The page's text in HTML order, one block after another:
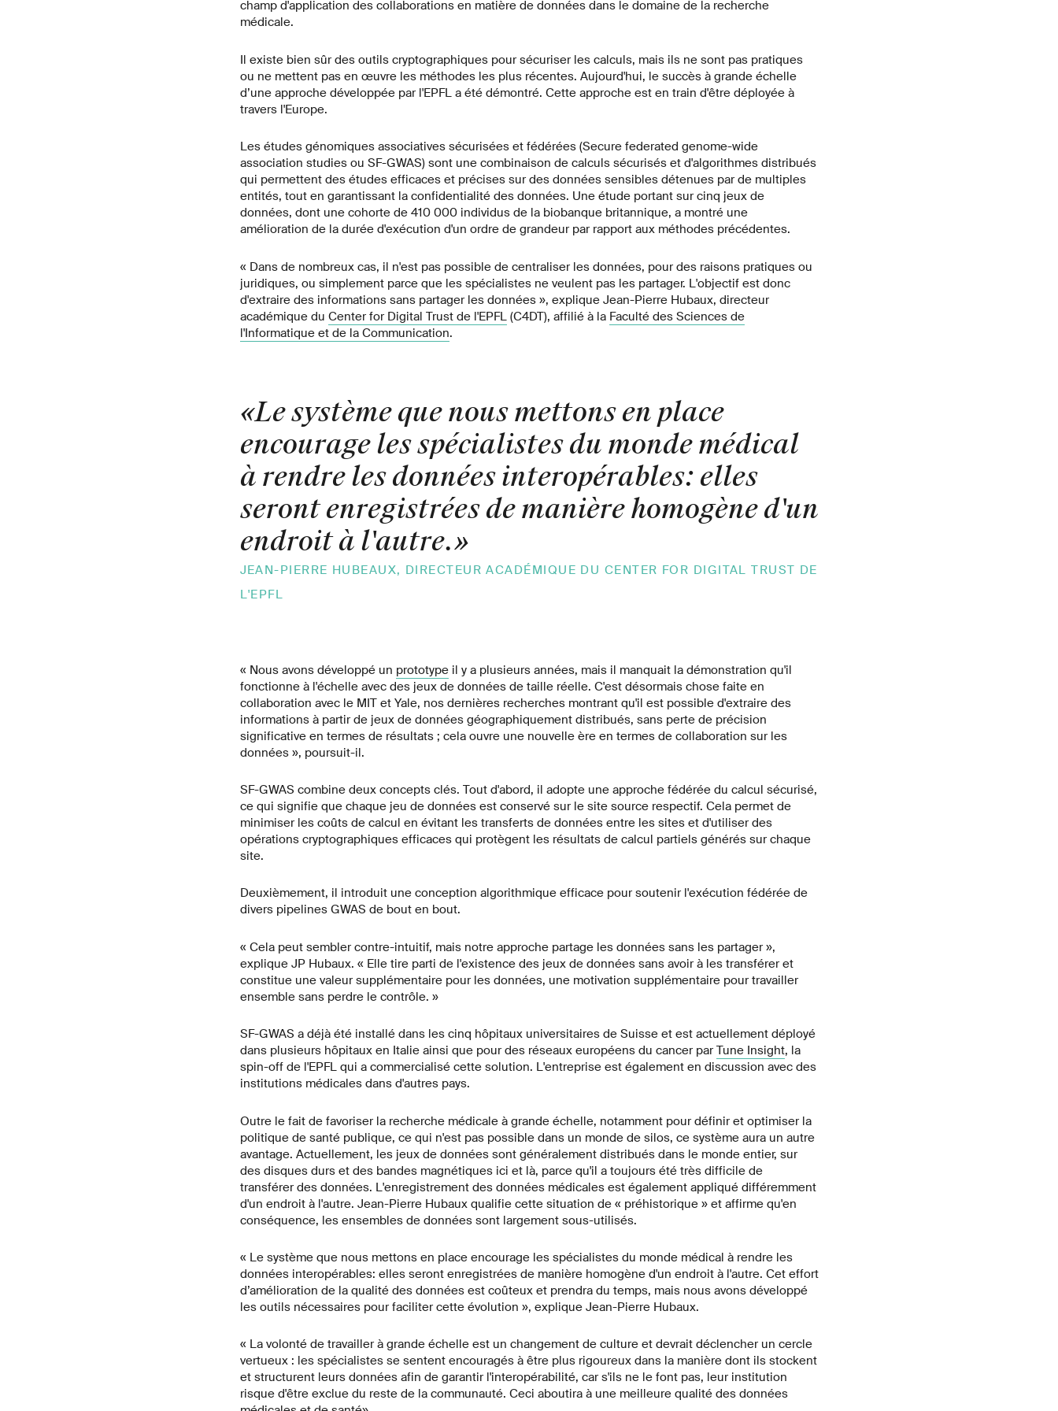
champ d'application des collaborations en matière de données dans le domaine de la recherche
médicale.
Il existe bien sûr des outils cryptographiques pour sécuriser les calculs, mais ils ne sont pas pratiques
ou ne mettent pas en œuvre les méthodes les plus récentes. Aujourd'hui, le succès à grande échelle
d’une approche développée par l'EPFL a été démontré. Cette approche est en train d'être déployée à
travers l'Europe.
Les études génomiques associatives sécurisées et fédérées (Secure federated genome-wide
association studies ou SF-GWAS) sont une combinaison de calculs sécurisés et d'algorithmes distribués
qui permettent des études efficaces et précises sur des données sensibles détenues par de multiples
entités, tout en garantissant la confidentialité des données. Une étude portant sur cinq jeux de
données, dont une cohorte de 410 000 individus de la biobanque britannique, a montré une
amélioration de la durée d'exécution d'un ordre de grandeur par rapport aux méthodes précédentes.
« Dans de nombreux cas, il n'est pas possible de centraliser les données, pour des raisons pratiques ou
juridiques, ou simplement parce que les spécialistes ne veulent pas les partager. L'objectif est donc
d'extraire des informations sans partager les données », explique Jean-Pierre Hubaux, directeur
académique du Center for Digital Trust de l'EPFL(C4DT), affilié à la Faculté des Sciences de
l'Informatique et de la Communication.
«Le système que nous mettons en place
encourage les spécialistes du monde médical
à rendre les données interopérables: elles
seront enregistrées de manière homogène d'un
endroit à l'autre.»
JEAN-PIERRE HUBEAUX, DIRECTEUR ACADÉMIQUE DU CENTER FOR DIGITAL TRUST DE
L'EPFL
« Nous avons développé un prototypeil y a plusieurs années, mais il manquait la démonstration qu'il
fonctionne à l'échelle avec des jeux de données de taille réelle. C'est désormais chose faite en
collaboration avec le MIT et Yale, nos dernières recherches montrant qu'il est possible d'extraire des
informations à partir de jeux de données géographiquement distribués, sans perte de précision
significative en termes de résultats ; cela ouvre une nouvelle ère en termes de collaboration sur les
données », poursuit-il.
SF-GWAS combine deux concepts clés. Tout d'abord, il adopte une approche fédérée du calcul sécurisé,
ce qui signifie que chaque jeu de données est conservé sur le site source respectif. Cela permet de
minimiser les coûts de calcul en évitant les transferts de données entre les sites et d'utiliser des
opérations cryptographiques efficaces qui protègent les résultats de calcul partiels générés sur chaque
site.
Deuxièmement, il introduit une conception algorithmique efficace pour soutenir l'exécution fédérée de
divers pipelines GWAS de bout en bout.
« Cela peut sembler contre-intuitif, mais notre approche partage les données sans les partager »,
explique JP Hubaux. « Elle tire parti de l'existence des jeux de données sans avoir à les transférer et
constitue une valeur supplémentaire pour les données, une motivation supplémentaire pour travailler
ensemble sans perdre le contrôle. »
SF-GWAS a déjà été installé dans les cinq hôpitaux universitaires de Suisse et est actuellement déployé
dans plusieurs hôpitaux en Italie ainsi que pour des réseaux européens du cancer par Tune Insight, la
spin-off de l'EPFL qui a commercialisé cette solution. L'entreprise est également en discussion avec des
institutions médicales dans d'autres pays.
Outre le fait de favoriser la recherche médicale à grande échelle, notamment pour définir et optimiser la
politique de santé publique, ce qui n'est pas possible dans un monde de silos, ce système aura un autre
avantage. Actuellement, les jeux de données sont généralement distribués dans le monde entier, sur
des disques durs et des bandes magnétiques ici et là, parce qu'il a toujours été très difficile de
transférer des données. L'enregistrement des données médicales est également appliqué différemment
d'un endroit à l'autre. Jean-Pierre Hubaux qualifie cette situation de « préhistorique » et affirme qu'en
conséquence, les ensembles de données sont largement sous-utilisés.
« Le système que nous mettons en place encourage les spécialistes du monde médical à rendre les
données interopérables: elles seront enregistrées de manière homogène d'un endroit à l'autre. Cet effort
d’amélioration de la qualité des données est coûteux et prendra du temps, mais nous avons développé
les outils nécessaires pour faciliter cette évolution », explique Jean-Pierre Hubaux.
« La volonté de travailler à grande échelle est un changement de culture et devrait déclencher un cercle
vertueux : les spécialistes se sentent encouragés à être plus rigoureux dans la manière dont ils stockent
et structurent leurs données afin de garantir l'interopérabilité, car s'ils ne le font pas, leur institution
risque d'être exclue du reste de la communauté. Ceci aboutira à une meilleure qualité des données